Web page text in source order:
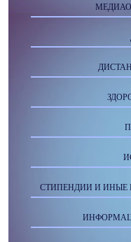
СТИПЕНДИИ И ИНЫЕ